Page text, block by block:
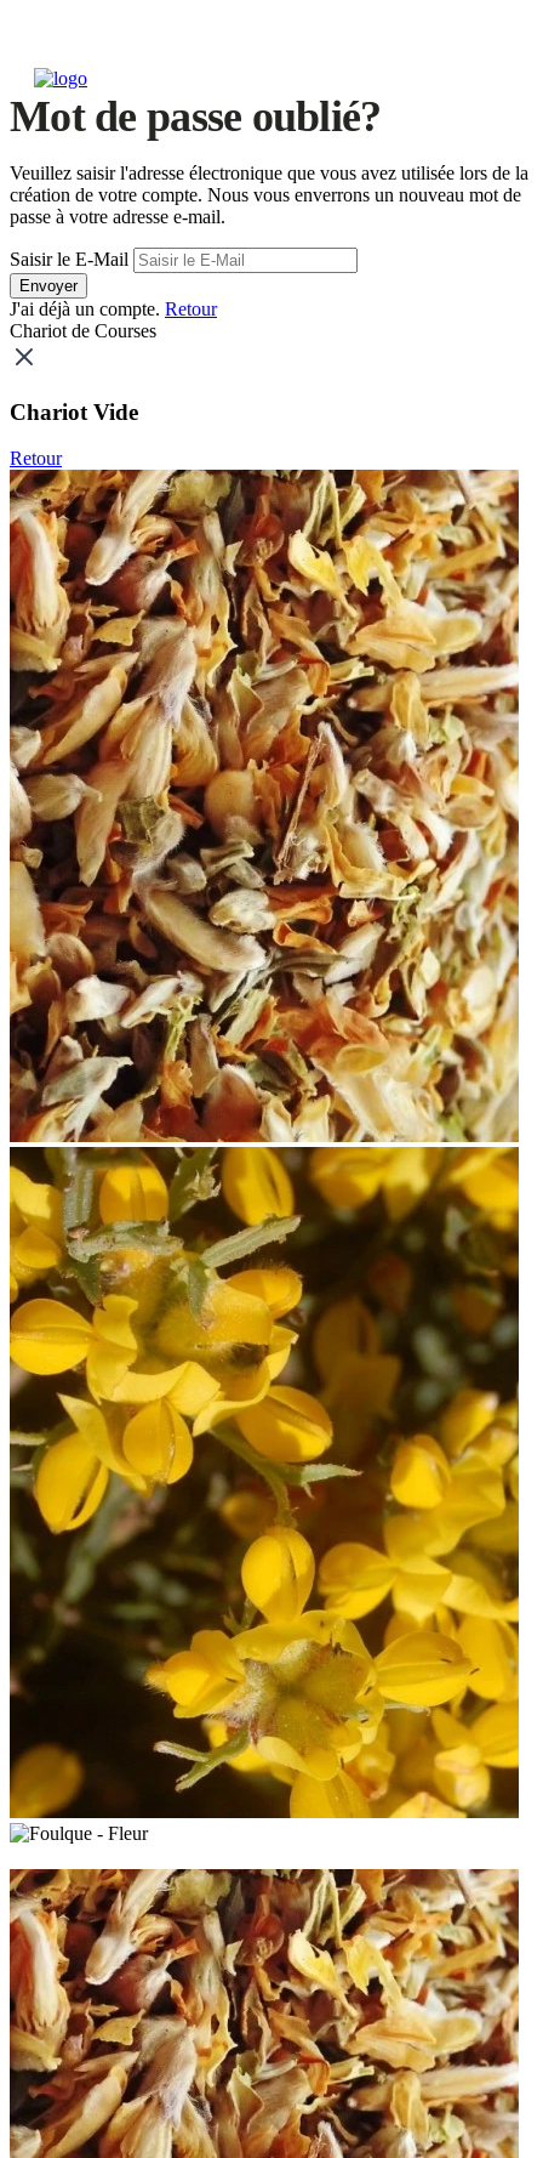
Mot de passe oublié?
Veuillez saisir l'adresse électronique que vous avez utilisée lors de la
création de votre compte. Nous vous enverrons un nouveau mot de
passe à votre adresse e-mail.
Saisir le E-Mail
Envoyer
J'ai déjà un compte. Retour
Chariot de Courses
Chariot Vide
Retour